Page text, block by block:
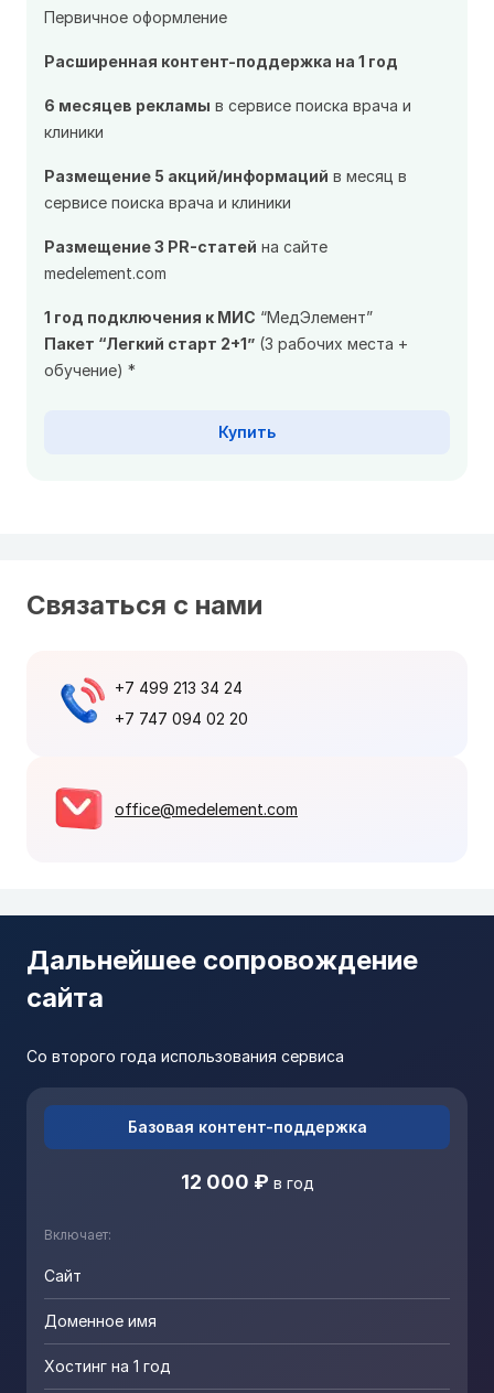
Первичное оформление
Расширенная контент-поддержка на 1 год
6 месяцев рекламы в сервисе поиска врача и
клиники
Размещение 5 акций/информаций в месяц в
сервисе поиска врача и клиники
Размещение 3 PR-статей на сайте
medelement.com
1 год подключения к МИС “МедЭлемент”
Пакет “Легкий старт 2+1” (3 рабочих места +
обучение) *
Купить
Связаться с нами
+7 499 213 34 24
+7 747 094 02 20
office@medelement.com
Дальнейшее сопровождение
сайта
Со второго года использования сервиса
Базовая контент-поддержка
12 000 ₽ в год
Включает:
Сайт
Доменное имя
Хостинг на 1 год